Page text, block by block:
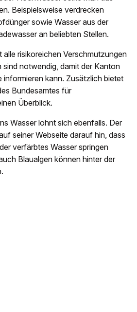
Beispielsweise verdrecken
sowie Wasser aus der
an beliebten Stellen.
alle risikoreichen Verschmutzungen
sind notwendig, damit der Kanton
informieren kann. Zusätzlich bietet
Bundesamtes für
Überblick.
Wasser lohnt sich ebenfalls. Der
seiner Webseite darauf hin, dass
verfärbtes Wasser springen
Blaualgen können hinter der